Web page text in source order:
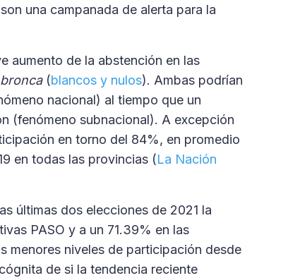
una campanada de alerta para la
aumento de la abstención en las
(blancos y nulos). Ambas podrían
nacional) al tiempo que un
(fenómeno subnacional). A excepción
en torno del 84%, en promedio
en todas las provincias (La Nación
últimas dos elecciones de 2021 la
PASO y a un 71.39% en las
menores niveles de participación desde
de si la tendencia reciente